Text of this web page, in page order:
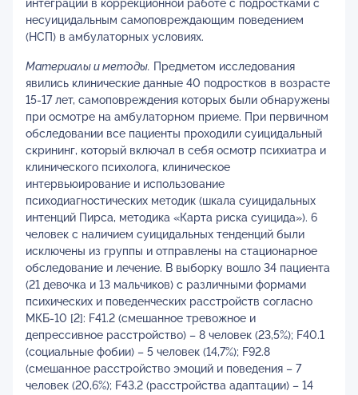
интеграции в коррекционной работе с подростками с
несуицидальным самоповреждающим поведением
(НСП) в амбулаторных условиях.
Материалы и методы. Предметом исследования
явились клинические данные 40 подростков в возрасте
15-17 лет, самоповреждения которых были обнаружены
при осмотре на амбулаторном приеме. При первичном
обследовании все пациенты проходили суицидальный
скрининг, который включал в себя осмотр психиатра и
клинического психолога, клиническое
интервьюирование и использование
психодиагностических методик (шкала суицидальных
интенций Пирса, методика «Карта риска суицида»). 6
человек с наличием суицидальных тенденций были
исключены из группы и отправлены на стационарное
обследование и лечение. В выборку вошло 34 пациента
(21 девочка и 13 мальчиков) с различными формами
психических и поведенческих расстройств согласно
МКБ-10 [2]: F41.2 (смешанное тревожное и
депрессивное расстройство) – 8 человек (23,5%); F40.1
(социальные фобии) – 5 человек (14,7%); F92.8
(смешанное расстройство эмоций и поведения – 7
человек (20,6%); F43.2 (расстройства адаптации) – 14